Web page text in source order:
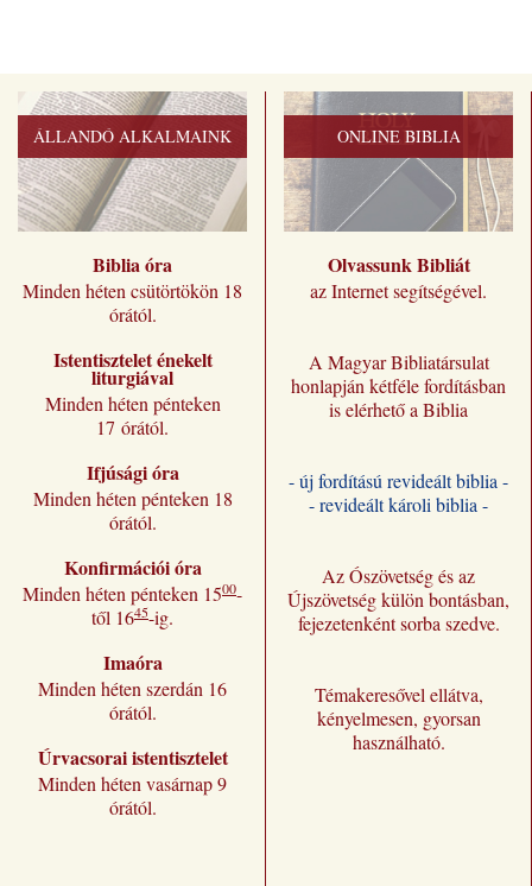
ÁLLANDÓ ALKALMAINK
Biblia óra
Minden héten csütörtökön 18
órától.
Istentisztelet énekelt
liturgiával
Minden héten pénteken
17 órától.
Ifjúsági óra
Minden héten pénteken 18
órától.
Konfirmációi óra
Minden héten pénteken 1500-
től 1645-ig.
Imaóra
Minden héten szerdán 16
órától.
Úrvacsorai istentisztelet
Minden héten vasárnap 9
órától.
ONLINE BIBLIA
Olvassunk Bibliát
az Internet segítségével.
A Magyar Bibliatársulat
honlapján kétféle fordításban
is elérhető a Biblia
- új fordítású revideált biblia -
- revideált károli biblia -
Az Ószövetség és az
Újszövetség külön bontásban,
fejezetenként sorba szedve.
Témakeresővel ellátva,
kényelmesen, gyorsan
használható.